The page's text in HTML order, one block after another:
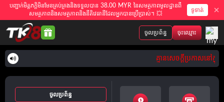
បញ្ជាក់មិត្តភក្តិមិនមែនគ្រប់គ្រងនិងទទួលបាន 38.00 MYR នៃសមត្ថភាពមូលដ្ឋានពី
សមត្ថភាពនិងសមត្ថភាពនិងនីតិវេធានីដែលអ្នកបានប្រើប្រាស់។ 💥
ទូទាត់
ចុះឈ្មោះ
ចូលប្រព័ន្ធ
គ្មានសេចក្តីប្រកាសនៅក្នុ
ចូលប្រព័ន្ធ